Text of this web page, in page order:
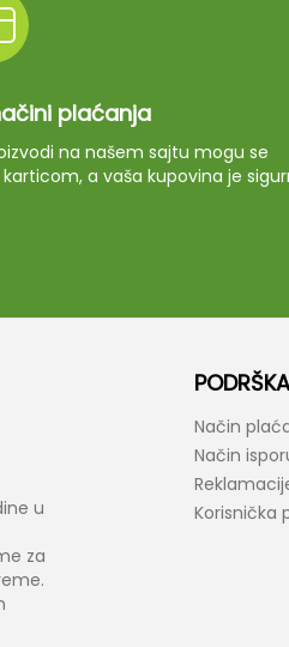
plaćanja
na našem sajtu mogu se
a vaša kupovina je
u
za
PODRŠKA
Način
Način
Korisnička